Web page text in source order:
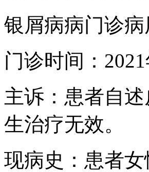
银屑病病门诊病
门诊时间：
主诉：患者自
生治疗无效。
现病史：患者